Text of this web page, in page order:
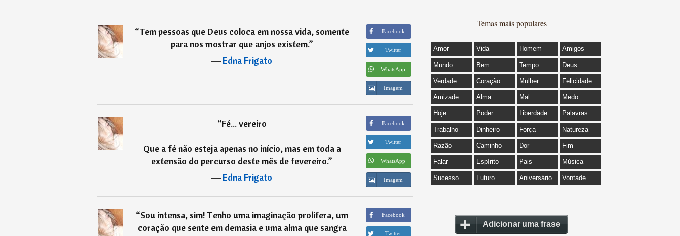
“Tem pessoas que Deus coloca em nossa vida, somente
para nos mostrar que anjos existem.”
―Edna Frigato
Facebook
Twitter
WhatsApp
Imagem
“Fé... vereiro
Que a fé não esteja apenas no início, mas em toda a
extensão do percurso deste mês de fevereiro.”
―Edna Frigato
Facebook
Twitter
WhatsApp
Imagem
“Sou intensa, sim! Tenho uma imaginação prolifera, um
coração que sente em demasia e uma alma que sangra
Facebook
Twitter
Temas mais populares
Amor Vida Homem Amigos
Mundo Bem Tempo Deus
Verdade Coração Mulher Felicidade
Amizade Alma Mal Medo
Hoje Poder Liberdade Palavras
Trabalho Dinheiro Força Natureza
Razão Caminho Dor Fim
Falar Espírito Pais Música
Sucesso Futuro Aniversário Vontade
Adicionar uma frase